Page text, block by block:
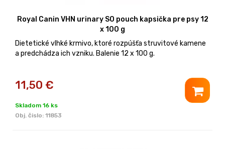
Royal Canin VHN urinary SO pouch kapsička pre psy 12
x 100 g
Dietetické vlhké krmivo, ktoré rozpúšťa struvitové kamene
a predchádza ich vzniku. Balenie 12 x 100 g.
11,50 €
Skladom 16 ks
Obj. čislo: 11853